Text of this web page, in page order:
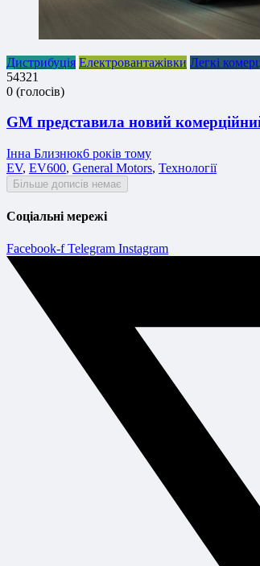
Дистрибуція Електровантажівки Легкі
54321
0 (голосів)
GM представила новий
Інна Близнюк6 років тому
EV, EV600, General Motors, Технології
Більше дописів немає
Соціальні мережі
Facebook-f Telegram Instagram